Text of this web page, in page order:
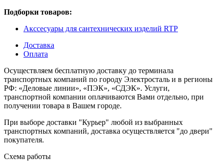
Подборки товаров:
Акссесуары для сантехнических изделий RTP
Доставка
Оплата
Осуществляем бесплатную доставку до терминала
транспортных компаний по городу Электросталь и в регионы
РФ: «Деловые линии», «ПЭК», «СДЭК». Услуги,
транспортной компании оплачиваются Вами отдельно, при
получении товара в Вашем городе.
При выборе доставки "Курьер" любой из выбранных
транспортных компаний, доставка осуществляется "до двери"
покупателя.
Схема работы